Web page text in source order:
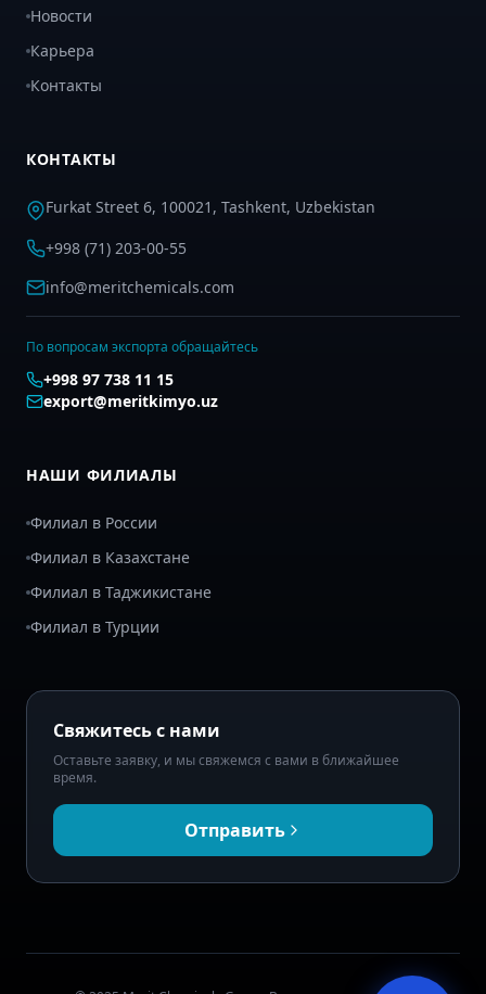
Новости
Карьера
Контакты
КОНТАКТЫ
Furkat Street 6, 100021, Tashkent, Uzbekistan
+998 (71) 203-00-55
info@meritchemicals.com
По вопросам экспорта обращайтесь
+998 97 738 11 15
export@meritkimyo.uz
НАШИ ФИЛИАЛЫ
Филиал в России
Филиал в Казахстане
Филиал в Таджикистане
Филиал в Турции
Свяжитесь с нами
Оставьте заявку, и мы свяжемся с вами в ближайшее
время.
Отправить